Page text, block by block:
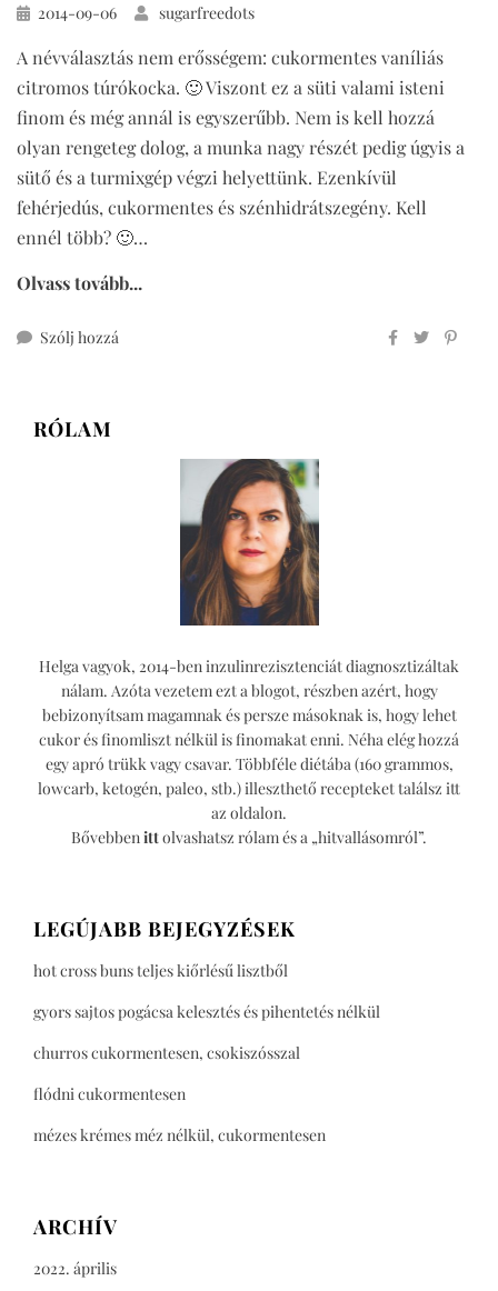
Közzétéve
2014-09-06 sugarfreedots
A névválasztás nem erősségem: cukormentes vaníliás
citromos túrókocka. 🙂 Viszont ez a süti valami isteni
finom és még annál is egyszerűbb. Nem is kell hozzá
olyan rengeteg dolog, a munka nagy részét pedig úgyis a
sütő és a turmixgép végzi helyettünk. Ezenkívül
fehérjedús, cukormentes és szénhidrátszegény. Kell
ennél több? 🙂…
Olvass tovább...
Szólj hozzá
RÓLAM
Helga vagyok, 2014-ben inzulinrezisztenciát diagnosztizáltak
nálam. Azóta vezetem ezt a blogot, részben azért, hogy
bebizonyítsam magamnak és persze másoknak is, hogy lehet
cukor és finomliszt nélkül is finomakat enni. Néha elég hozzá
egy apró trükk vagy csavar. Többféle diétába (160 grammos,
lowcarb, ketogén, paleo, stb.) illeszthető recepteket találsz itt
az oldalon.
Bővebben ittolvashatsz rólam és a „hitvallásomról”.
LEGÚJABB BEJEGYZÉSEK
hot cross buns teljes kiőrlésű lisztből
gyors sajtos pogácsa kelesztés és pihentetés nélkül
churros cukormentesen, csokiszósszal
flódni cukormentesen
mézes krémes méz nélkül, cukormentesen
ARCHÍV
2022. április